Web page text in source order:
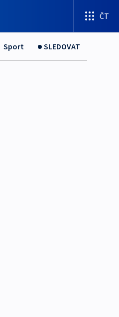
ČT
Sport SLEDOVAT